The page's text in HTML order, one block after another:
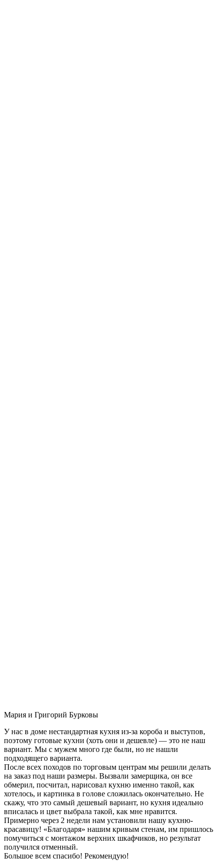
Мария и Григорий Бурковы
У нас в доме нестандартная кухня из-за короба и выступов,
поэтому готовые кухни (хоть они и дешевле) — это не наш
вариант. Мы с мужем много где были, но не нашли
подходящего варианта.
После всех походов по торговым центрам мы решили делать
на заказ под наши размеры. Вызвали замерщика, он все
обмерил, посчитал, нарисовал кухню именно такой, как
хотелось, и картинка в голове сложилась окончательно. Не
скажу, что это самый дешевый вариант, но кухня идеально
вписалась и цвет выбрала такой, как мне нравится.
Примерно через 2 недели нам установили нашу кухню-
красавицу! «Благодаря» нашим кривым стенам, им пришлось
помучиться с монтажом верхних шкафчиков, но результат
получился отменный.
Большое всем спасибо! Рекомендую!